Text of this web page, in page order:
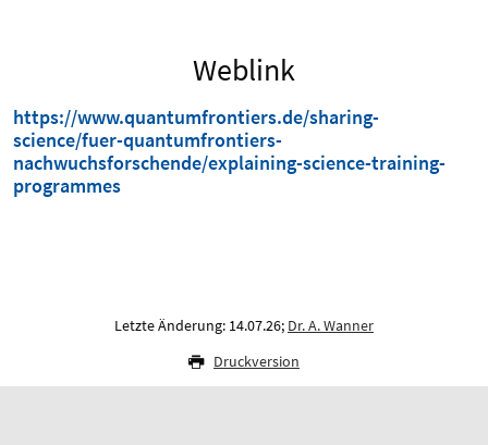
Weblink
https://www.quantumfrontiers.de/sharing-
science/fuer-quantumfrontiers-
nachwuchsforschende/explaining-science-training-
programmes
Letzte Änderung: 14.07.26; Dr. A. Wanner
Druckversion